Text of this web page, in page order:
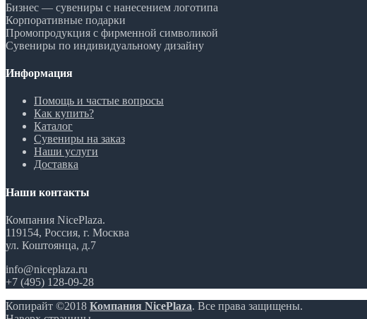
Бизнес — сувениры с нанесением логотипа
Корпоративные подарки
Промопродукция с фирменной символикой
Сувениры по индивидуальному дизайну
Информация
Помощь и частые вопросы
Как купить?
Каталог
Сувениры на заказ
Наши услуги
Доставка
Наши контакты
Компания NicePlaza.
119154, Россия, г. Москва
ул. Коштоянца, д.7
info@niceplaza.ru
+7 (495) 128-09-28
Копирайт ©2018 Компания NicePlaza. Все права защищены.